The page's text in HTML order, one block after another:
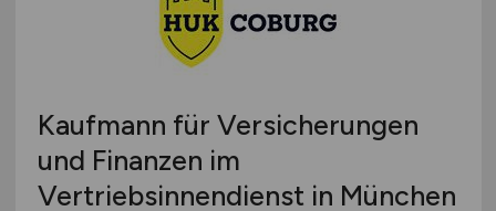
Kaufmann für Versicherungen
und Finanzen im
Vertriebsinnendienst in München